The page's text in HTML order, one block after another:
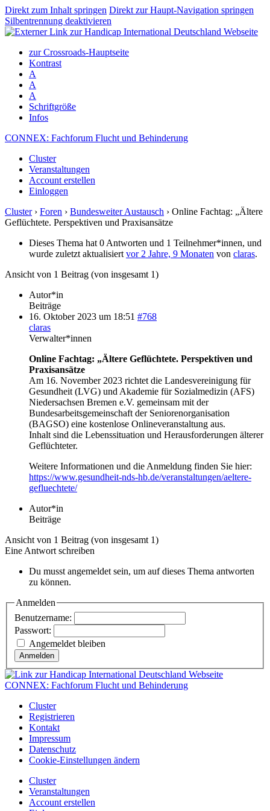
Direkt zum Inhalt springen Direkt zur Haupt-Navigation springen
Silbentrennung deaktivieren
zur Crossroads-Hauptseite
Kontrast
A
A
A
Schriftgröße
Infos
CONNEX: Fachforum Flucht und Behinderung
Cluster
Veranstaltungen
Account erstellen
Einloggen
Cluster › Foren › Bundesweiter Austausch › Online Fachtag: „Ältere
Geflüchtete. Perspektiven und Praxisansätze
Dieses Thema hat 0 Antworten und 1 Teilnehmer*innen, und
wurde zuletzt aktualisiert vor 2 Jahre, 9 Monaten von claras.
Ansicht von 1 Beitrag (von insgesamt 1)
Autor*in
Beiträge
16. Oktober 2023 um 18:51 #768
claras
Verwalter*innen
Online Fachtag: „Ältere Geflüchtete. Perspektiven und
Praxisansätze
Am 16. November 2023 richtet die Landesvereinigung für
Gesundheit (LVG) und Akademie für Sozialmedizin (AFS)
Niedersachsen Bremen e.V. gemeinsam mit der
Bundesarbeitsgemeinschaft der Seniorenorganisation
(BAGSO) eine kostenlose Onlineveranstaltung aus.
Inhalt sind die Lebenssituation und Herausforderungen älterer
Geflüchteter.
Weitere Informationen und die Anmeldung finden Sie hier:
https://www.gesundheit-nds-hb.de/veranstaltungen/aeltere-
gefluechtete/
Autor*in
Beiträge
Ansicht von 1 Beitrag (von insgesamt 1)
Eine Antwort schreiben
Du musst angemeldet sein, um auf dieses Thema antworten
zu können.
Anmelden
Benutzername:
Passwort:
Angemeldet bleiben
Anmelden
CONNEX: Fachforum Flucht und Behinderung
Cluster
Registrieren
Kontakt
Impressum
Datenschutz
Cookie-Einstellungen ändern
Cluster
Veranstaltungen
Account erstellen